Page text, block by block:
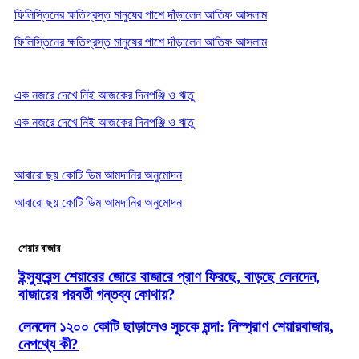
ফিলিস্তিনের ক্ষতিগ্রস্ত মানুষের পাশে দাঁড়ালেন আতিফ আসলাম
ফিলিস্তিনের ক্ষতিগ্রস্ত মানুষের পাশে দাঁড়ালেন আতিফ আসলাম
এক নজরে দেখে নিই আজকের দিনপঞ্জি ও ঋতু
এক নজরে দেখে নিই আজকের দিনপঞ্জি ও ঋতু
আবারো ছয় কোটি ডিম আমদানির অনুমোদন
আবারো ছয় কোটি ডিম আমদানির অনুমোদন
শেয়ার বাজার
ইন্স্যুরেন্স শেয়ারের জোরে বাজারে প্রাণ ফিরছে, বাড়ছে লেনদেন,
বাজারের পরবর্তী গন্তব্য কোথায়?
লেনদেন ১২০০ কোটি ছাড়ালেও সূচকে মন্দা: নিস্প্রাণ শেয়ারবাজার,
নেপথ্যে কী?